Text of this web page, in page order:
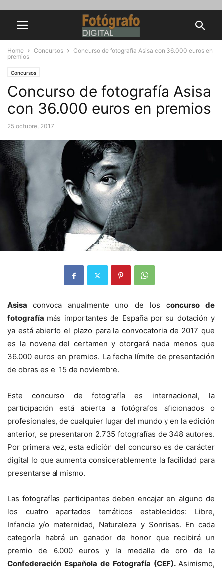
Home Concursos
Concurso de fotografía Asisa con 36.000 euros en
premios
Concursos
Concurso de fotografía Asisa
con 36.000 euros en premios
25 octubre, 2017
Asisaconvoca anualmente uno de los concurso de
fotografía más importantes de España por su dotación y
ya está abierto el plazo para la convocatoria de 2017 que
es la novena del certamen y otorgará nada menos que
36.000 euros en premios. La fecha límite de presentación
de obras es el 15 de noviembre.
Este concurso de fotografía es internacional, la
participación está abierta a fotógrafos aficionados o
profesionales, de cualquier lugar del mundo y en la edición
anterior, se presentaron 2.735 fotografías de 348 autores.
Por primera vez, esta edición del concurso es de carácter
digital lo que aumenta considerablemente la facilidad para
presentarse al mismo.
Las fotografías participantes deben encajar en alguno de
los cuatro apartados temáticos establecidos: Libre,
Infancia y/o maternidad, Naturaleza y Sonrisas. En cada
categoría habrá un ganador de honor que recibirá un
premio de 6.000 euros y la medalla de oro de la
Confederación Española de Fotografía (CEF). Asimismo,